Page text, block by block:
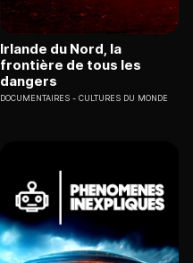
Irlande du Nord, la
frontière de tous les
dangers
DOCUMENTAIRES CULTURES DU MONDE